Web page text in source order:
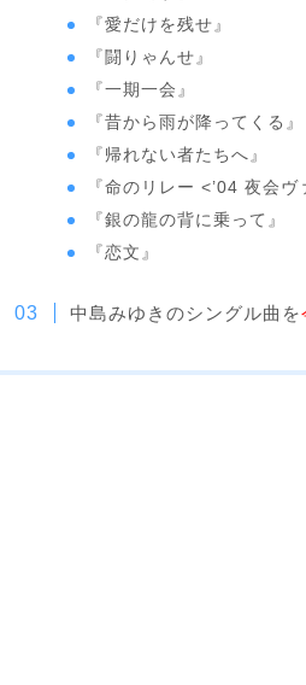
『愛だけを残せ』
『闘りゃんせ』
『一期一会』
『昔から雨が降ってくる』
『帰れない者たちへ』
『命のリレー <’04 夜会ヴ
『銀の龍の背に乗って』
『恋文』
中島みゆきのシングル曲を